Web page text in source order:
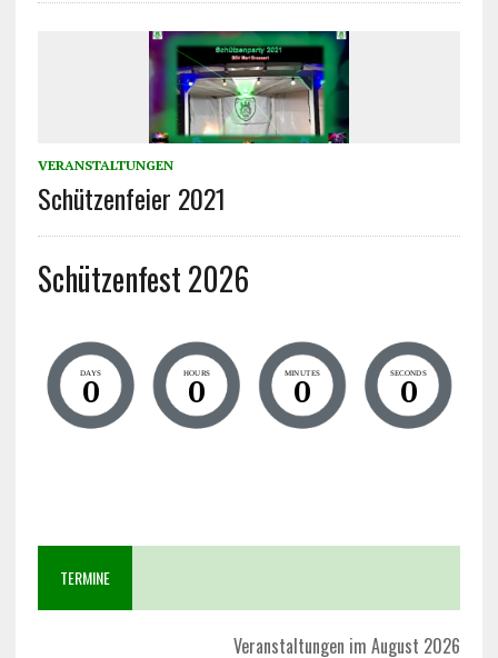
VERANSTALTUNGEN
Schützenfeier 2021
Schützenfest 2026
DAYS
0 HOURS
0 MINUTES
0 SECONDS
0
TERMINE
Veranstaltungen im August 2026